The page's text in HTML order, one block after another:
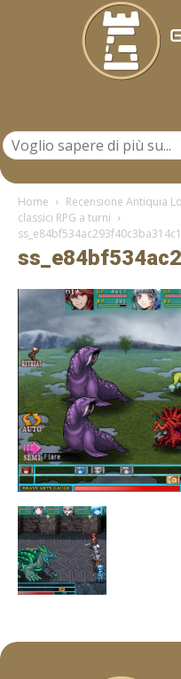
Home
Recensione Antiquia
classici RPG a turni